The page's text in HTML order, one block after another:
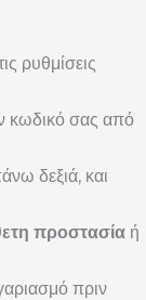
ρυθμίσεις
κωδικό σας από
δεξιά, και
προστασία ή
πριν